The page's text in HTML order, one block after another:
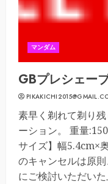
マンダム
GBプレシェー
素早く剃れて剃り
ーション。 重量
サイズ】幅5.4cm×
のキャンセルは原
にご検討いただい